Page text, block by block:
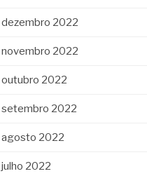
dezembro 2022
novembro 2022
outubro 2022
setembro 2022
agosto 2022
julho 2022